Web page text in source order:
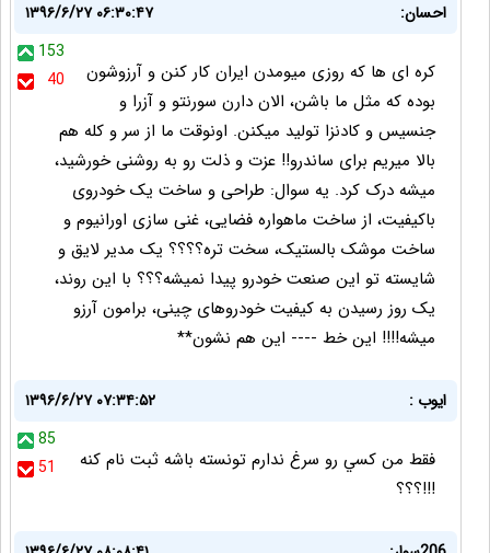
احسان:
۱۳۹۶/۶/۲۷ ۰۶:۳۰:۴۷
153
40
کره ای ها که روزی میومدن ایران کار کنن و آرزوشون
بوده که مثل ما باشن، الان دارن سورنتو و آزرا و
جنسیس و کادنزا تولید میکنن. اونوقت ما از سر و کله هم
بالا میریم برای ساندرو!! عزت و ذلت رو به روشنی خورشید،
میشه درک کرد. یه سوال: طراحی و ساخت یک خودروی
باکیفیت، از ساخت ماهواره فضایی، غنی سازی اورانیوم و
ساخت موشک بالستیک، سخت تره؟؟؟؟ یک مدیر لایق و
شایسته تو این صنعت خودرو پیدا نمیشه؟؟؟ با این روند،
یک روز رسیدن به کیفیت خودروهای چینی، برامون آرزو
میشه!!!! این خط ---- این هم نشون**
ايوب :
۱۳۹۶/۶/۲۷ ۰۷:۳۴:۵۲
85
51
فقط من كسي رو سرغ ندارم تونسته باشه ثبت نام كنه
!!!؟؟؟